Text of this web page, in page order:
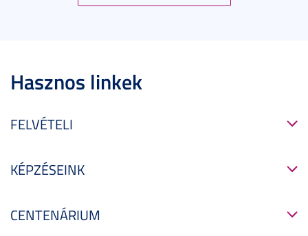
Hasznos linkek
FELVÉTELI
KÉPZÉSEINK
CENTENÁRIUM